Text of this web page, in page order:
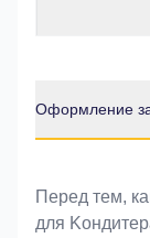
Оформление
Оформление
Перед тем,
для